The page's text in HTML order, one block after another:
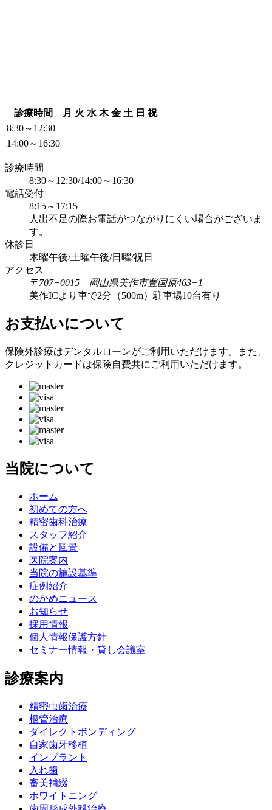
診療時間 月 火 水 木 金 土 日 祝
8:30～12:30
14:00～16:30
診療時間
8:30～12:30/14:00～16:30
電話受付
8:15～17:15
人出不足の際お電話がつながりにくい場合がございま
す。
休診日
木曜午後/土曜午後/日曜/祝日
アクセス
〒707−0015 岡山県美作市豊国原463−1
美作ICより車で2分（500m）駐車場10台有り
お支払いについて
保険外診療はデンタルローンがご利用いただけます。また、
クレジットカードは保険自費共にご利用いただけます。
当院について
ホーム
初めての方へ
精密歯科治療
スタッフ紹介
設備と風景
医院案内
当院の施設基準
症例紹介
のかめニュース
お知らせ
採用情報
個人情報保護方針
セミナー情報・貸し会議室
診療案内
精密虫歯治療
根管治療
ダイレクトボンディング
自家歯牙移植
インプラント
入れ歯
審美補綴
ホワイトニング